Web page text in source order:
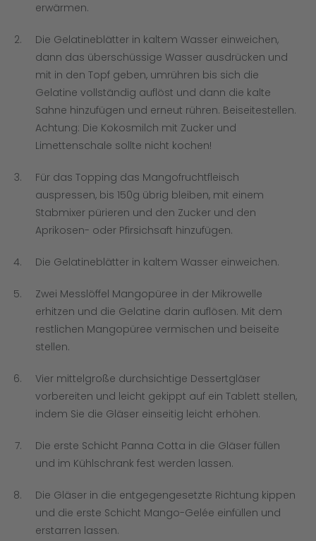
erwärmen.
Die Gelatineblätter in kaltem Wasser einweichen,
dann das überschüssige Wasser ausdrücken und
mit in den Topf geben, umrühren bis sich die
Gelatine vollständig auflöst und dann die kalte
Sahne hinzufügen und erneut rühren. Beiseitestellen.
Achtung: Die Kokosmilch mit Zucker und
Limettenschale sollte nicht kochen!
Für das Topping das Mangofruchtfleisch
auspressen, bis 150g übrig bleiben, mit einem
Stabmixer pürieren und den Zucker und den
Aprikosen- oder Pfirsichsaft hinzufügen.
Die Gelatineblätter in kaltem Wasser einweichen.
Zwei Messlöffel Mangopüree in der Mikrowelle
erhitzen und die Gelatine darin auflösen. Mit dem
restlichen Mangopüree vermischen und beiseite
stellen.
Vier mittelgroße durchsichtige Dessertgläser
vorbereiten und leicht gekippt auf ein Tablett stellen,
indem Sie die Gläser einseitig leicht erhöhen.
Die erste Schicht Panna Cotta in die Gläser füllen
und im Kühlschrank fest werden lassen.
Die Gläser in die entgegengesetzte Richtung kippen
und die erste Schicht Mango-Gelée einfüllen und
erstarren lassen.